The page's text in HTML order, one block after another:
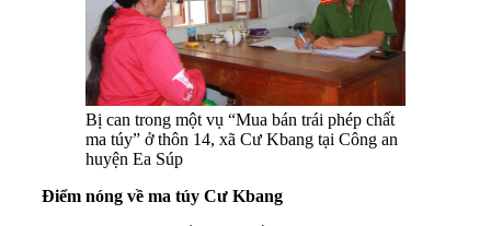
Bị can trong một vụ “Mua bán trái phép chất
ma túy” ở thôn 14, xã Cư Kbang tại Công an
huyện Ea Súp
Điểm nóng về ma túy Cư Kbang